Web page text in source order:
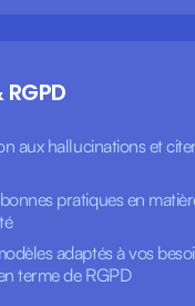
RGPD
aux hallucinations et
pratiques en
adaptés à vos
terme de RGPD